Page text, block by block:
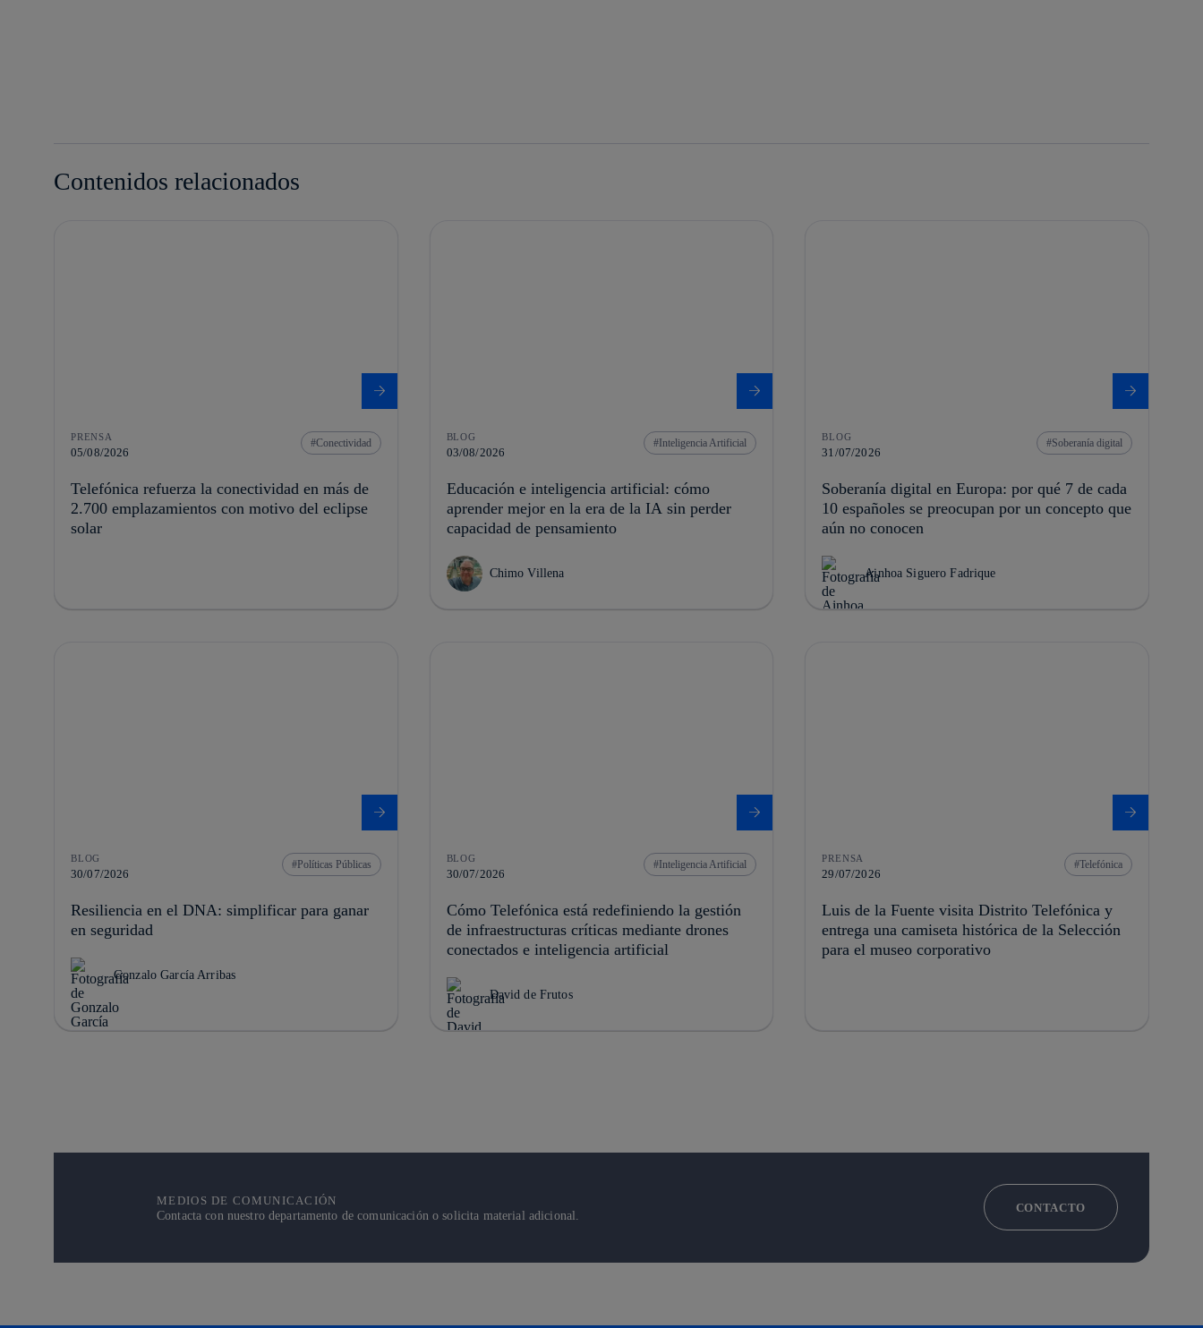
Contenidos relacionados
PRENSA
05/08/2026
Conectividad
Telefónica refuerza la conectividad en más de
2.700 emplazamientos con motivo del eclipse
solar
BLOG
03/08/2026
Inteligencia Artificial
Educación e inteligencia artificial: cómo
aprender mejor en la era de la IA sin perder
capacidad de pensamiento
Chimo Villena
BLOG
31/07/2026
Soberanía digital
Soberanía digital en Europa: por qué 7 de cada
10 españoles se preocupan por un concepto que
aún no conocen
Ainhoa Siguero Fadrique
BLOG
30/07/2026
Políticas Públicas
Resiliencia en el DNA: simplificar para ganar
en seguridad
Gonzalo García Arribas
BLOG
30/07/2026
Inteligencia Artificial
Cómo Telefónica está redefiniendo la gestión
de infraestructuras críticas mediante drones
conectados e inteligencia artificial
David de Frutos
PRENSA
29/07/2026
Telefónica
Luis de la Fuente visita Distrito Telefónica y
entrega una camiseta histórica de la Selección
para el museo corporativo
MEDIOS DE COMUNICACIÓN
Contacta con nuestro departamento de comunicación o solicita material adicional.
CONTACTO